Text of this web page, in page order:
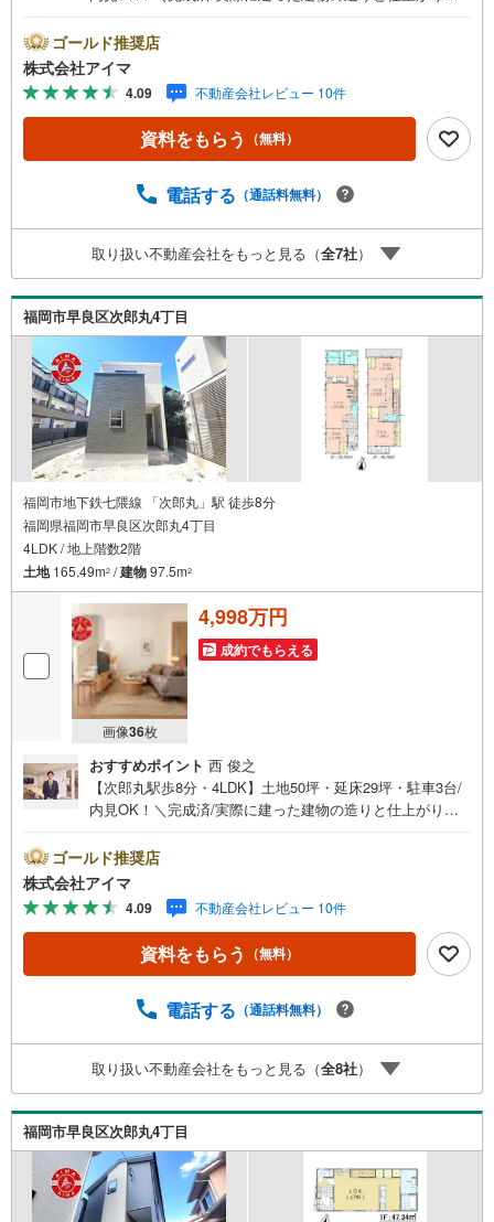
は4LDK・LDK15帖以上。土地約48坪・延床約27坪と、暮ら
しの広さを数字でご確認いただけます。■通学・周辺2駅を
使い分けできます。最寄駅まで徒歩10分以内。スーパーが
近く買い物の負担を軽減。ほかに3駅以上利用可も備えま
す。■アイマのサポートアイマは福岡の新築一戸建て・マン
ションの専門店です大手ネット銀行はじめ多数の金融機関
OK/ご自宅・最寄り駅まで送迎無料/オンライン相談OK「見
が難しいと言われた方、転職後で審査にご不安の方もご相
談ください■ご見学についてご見学のご予約は前日までにい
ただければ調整しやすく、当日でも空きがあればご案内で
きます。お子様連れでもどうぞ。現地でご覧いただきたい
点や、周辺の様子についてもその場でご説明いたします
ゴールド推奨店
株式会社アイマ
4.09 不動産会社レビュー 10件
資料をもらう （無料）
電話する （通話料無料）
取り扱い不動産会社をもっと見る（全7社）
福岡市早良区次郎丸4丁目
福岡市地下鉄七隈線 「次郎丸」駅 徒歩8分
福岡県福岡市早良区次郎丸4丁目
4LDK / 地上階数2階
土地165.49m2 /建物97.5m2
画像36枚
4,998万円
成約でもらえる
おすすめポイント 西 俊之
【次郎丸駅歩8分・4LDK】土地50坪・延床29坪・駐車3台/
内見OK！＼完成済/実際に建った建物の造りと仕上がり
は4LDK・LDK15帖以上。土地約50坪・延床約29坪と、暮ら
しの広さを数字でご確認いただけます。■通学・周辺2駅を
使い分けできます。最寄駅まで徒歩10分以内。スーパーが
近く買い物の負担を軽減。ほかに3駅以上利用可も備えま
す。■アイマのサポートアイマは福岡の新築一戸建て・マン
ションの専門店です大手ネット銀行はじめ多数の金融機関
OK/ご自宅・最寄り駅まで送迎無料/オンライン相談OK「見
が難しいと言われた方、転職後で審査にご不安の方もご相
談ください■ご見学についてご見学のご予約は前日までにい
ただければ調整しやすく、当日でも空きがあればご案内で
きます。お子様連れでもどうぞ。現地でご覧いただきたい
点や、周辺の様子についてもその場でご説明いたします
ゴールド推奨店
株式会社アイマ
4.09 不動産会社レビュー 10件
資料をもらう （無料）
電話する （通話料無料）
取り扱い不動産会社をもっと見る（全8社）
福岡市早良区次郎丸4丁目